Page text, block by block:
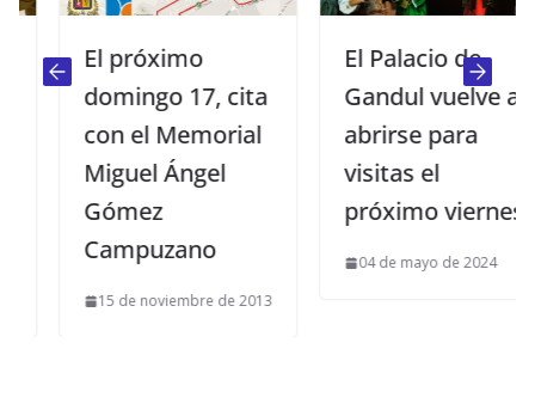
El próximo
domingo 17, cita
con el Memorial
Miguel Ángel
Gómez
Campuzano
15 de noviembre de 2013
El Palacio de
Gandul vuelve a
abrirse para
visitas el
próximo viernes
04 de mayo de 2024